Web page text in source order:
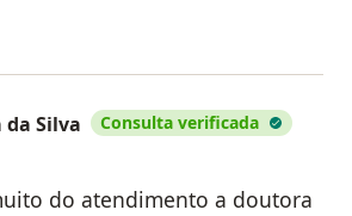
Silva Consulta verificada
do atendimento a doutora